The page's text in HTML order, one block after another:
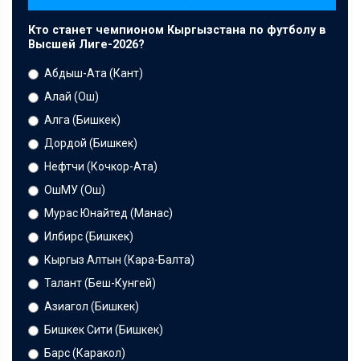
Кто станет чемпионом Кыргызстана по футболу в
Высшей Лиге-2026?
Абдыш-Ата (Кант)
Алай (Ош)
Алга (Бишкек)
Дордой (Бишкек)
Нефтчи (Кочкор-Ата)
ОшМУ (Ош)
Мурас Юнайтед (Манас)
Илбирс (Бишкек)
Кыргыз Алтын (Кара-Балта)
Талант (Беш-Кунгей)
Азиагол (Бишкек)
Бишкек Сити (Бишкек)
Барс (Каракол)